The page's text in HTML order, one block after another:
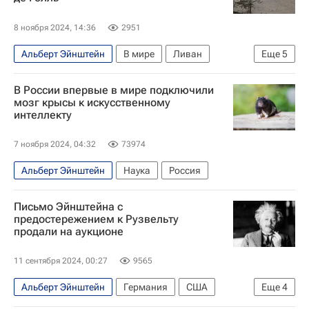
8 ноября 2024, 14:36 2951
Еще5
Альберт Эйнштейн В мире
Ливан
Израиль
Иван Бунин
Шарль де Голль
ООН
Обострение ситуации между Израилем и Хезболлой — 2024
В России впервые в мире подключили
мозг крысы к искусственному
интеллекту
7 ноября 2024, 04:32 73974
Альберт Эйнштейн Наука Россия
Письмо Эйнштейна с
предостережением к Рузвельту
продали на аукционе
11 сентября 2024, 00:27 9565
Еще4
Альберт Эйнштейн Германия
США
Нью-Йорк (город)
Франклин Рузвельт